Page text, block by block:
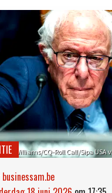
Tom Williams/CQ-Roll Call/Sipa USA
businessam.be